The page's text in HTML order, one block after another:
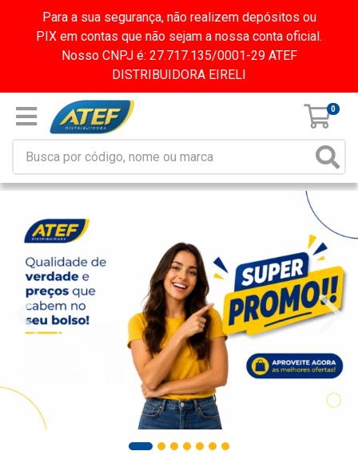
Para a sua segurança, não realizem depósitos ou
PIX em contas que não sejam a nossa conta oficial.
Nosso CNPJ é: 27.717.135/0001-29 ATEF
DISTRIBUIDORA EIRELI
0